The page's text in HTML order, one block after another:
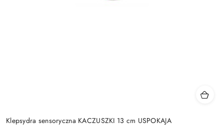
Klepsydra sensoryczna KACZUSZKI 13 cm USPOKAJA